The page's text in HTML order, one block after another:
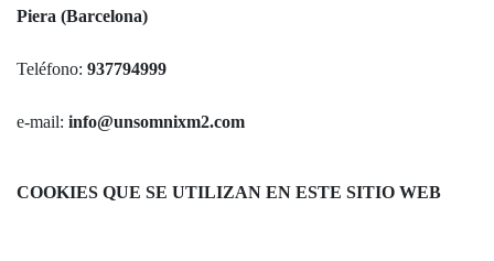
Piera (Barcelona)
Teléfono: 937794999
e-mail: info@unsomnixm2.com
COOKIES QUE SE UTILIZAN EN ESTE SITIO WEB